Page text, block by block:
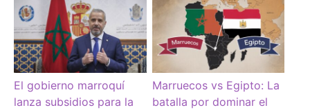
El gobierno marroquí
lanza subsidios para la
Marruecos vs Egipto: La
batalla por dominar el